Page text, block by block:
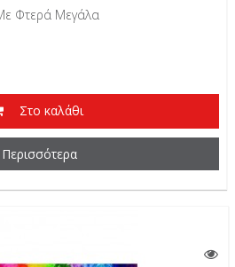
Φτερά Μεγάλα
Στο καλάθι
Περισσότερα